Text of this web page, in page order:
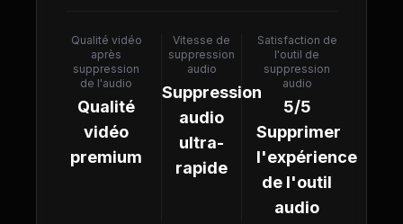
Qualité vidéo
après
suppression
de l'audio
Qualité
vidéo
premium
Vitesse de
suppression
audio
Suppression
audio
ultra-
rapide
Satisfaction de
l'outil de
suppression
audio
5/5
Supprimer
l'expérience
de l'outil
audio